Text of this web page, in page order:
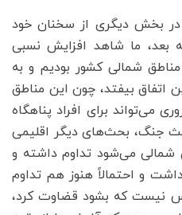
بخش دیگری از سخنان خود
جنگ ۱۲ روزه به بعد، ما شاهد افزایش نسبی
مناطق شمالی کشور بودیم و به
بیفتد، چون این مناطق
می‌تواند برای افراد پناهگاه
جنگ، بحث‌های دیگر اقلیمی
می‌شود تداوم داشته و
۱۴۰۴ تداوم داشت و احتمالاً هنوز هم تداوم
نیست که بشود قضاوت کرد،